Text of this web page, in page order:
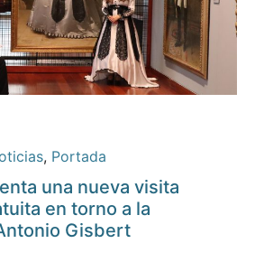
, Portada
una nueva visita
en torno a la
Gisbert